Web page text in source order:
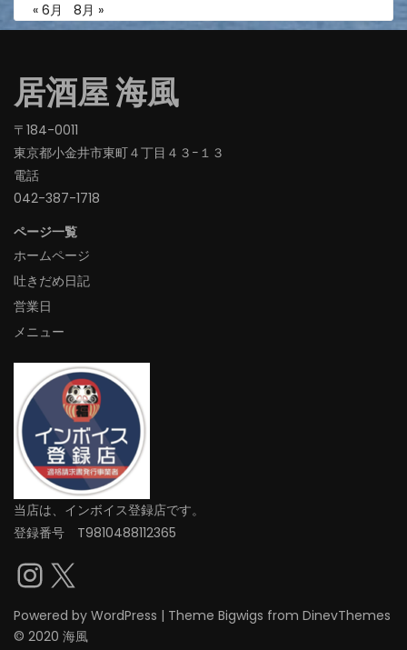
« 6月 8月 »
居酒屋 海風
〒184-0011
東京都小金井市東町４丁目４３−１３
電話
042-387-1718‬
ページ一覧
ホームページ
吐きだめ日記
営業日
メニュー
当店は、インボイス登録店です。
登録番号 T9810488112365
Instagram
X
Powered by WordPress | Theme Bigwigs from DinevThemes
© 2020 海風